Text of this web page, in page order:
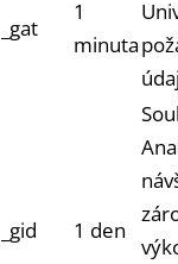
_gat
1
minuta
_gid 1 den